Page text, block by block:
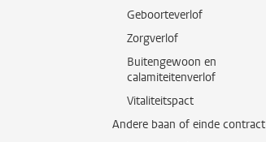
Geboorteverlof
Zorgverlof
Buitengewoon en
calamiteitenverlof
Vitaliteitspact
Andere baan of einde contract